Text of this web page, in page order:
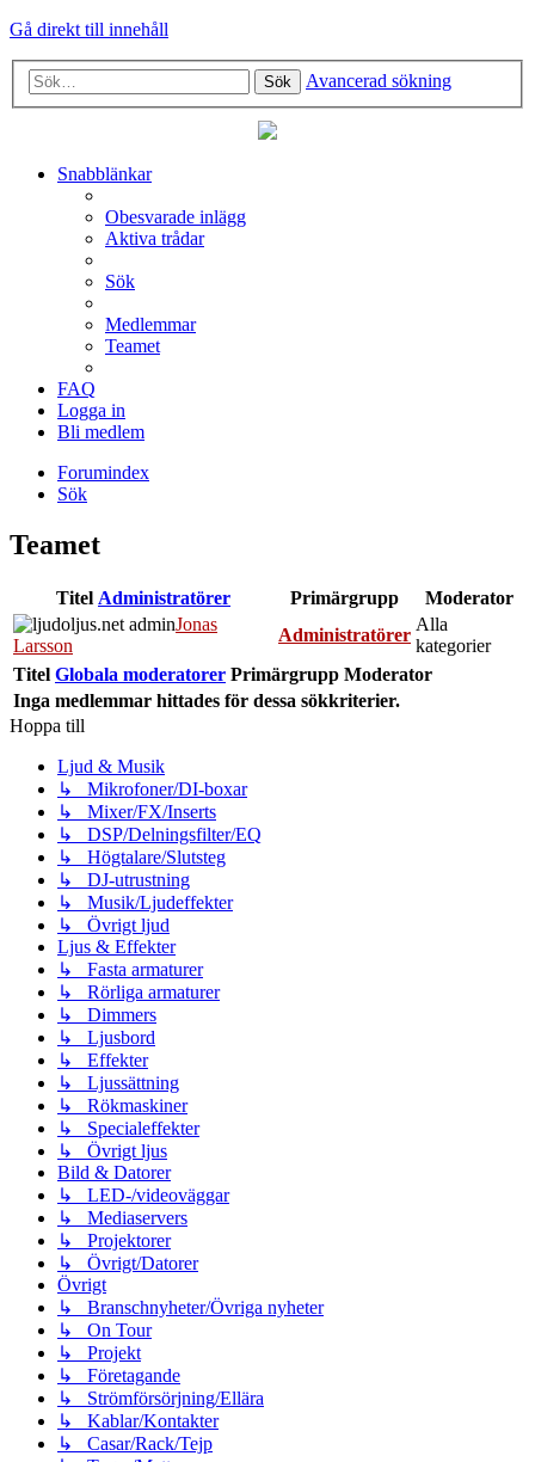
Gå direkt till innehåll
Sök Avancerad sökning
Snabblänkar
Obesvarade inlägg
Aktiva trådar
Sök
Medlemmar
Teamet
FAQ
Logga in
Bli medlem
Forumindex
Sök
Teamet
Titel Administratörer Primärgrupp
Moderator
Jonas
Larsson
Administratörer
Alla
kategorier
Titel Globala moderatorer Primärgrupp Moderator
Inga medlemmar hittades för dessa sökkriterier.
Hoppa till
Ljud & Musik
↳ Mikrofoner/DI-boxar
↳ Mixer/FX/Inserts
↳ DSP/Delningsfilter/EQ
↳ Högtalare/Slutsteg
↳ DJ-utrustning
↳ Musik/Ljudeffekter
↳ Övrigt ljud
Ljus & Effekter
↳ Fasta armaturer
↳ Rörliga armaturer
↳ Dimmers
↳ Ljusbord
↳ Effekter
↳ Ljussättning
↳ Rökmaskiner
↳ Specialeffekter
↳ Övrigt ljus
Bild & Datorer
↳ LED-/videoväggar
↳ Mediaservers
↳ Projektorer
↳ Övrigt/Datorer
Övrigt
↳ Branschnyheter/Övriga nyheter
↳ On Tour
↳ Projekt
↳ Företagande
↳ Strömförsörjning/Ellära
↳ Kablar/Kontakter
↳ Casar/Rack/Tejp